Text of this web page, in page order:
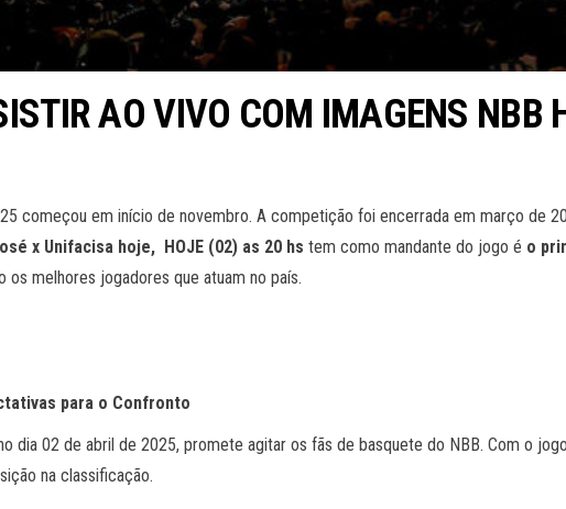
AO VIVO COM IMAGENS NBB
começou em início de novembro. A competição foi encerrada em março de
x Unifacisa hoje, HOJE (02) as 20 hs tem como mandante do jogo é o
melhores jogadores que atuam no país.
para o Confronto
dia 02 de abril de 2025, promete agitar os fãs de basquete do NBB. Com o
na classificação.